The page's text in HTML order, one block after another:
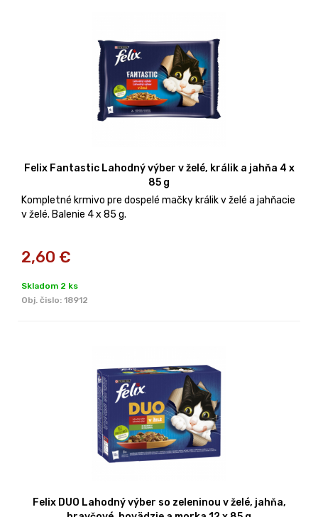
Felix Fantastic Lahodný výber v želé, králik a jahňa 4 x
85 g
Kompletné krmivo pre dospelé mačky králik v želé a jahňacie
v želé. Balenie 4 x 85 g.
2,60 €
Skladom 2 ks
Obj. čislo: 18912
Felix DUO Lahodný výber so zeleninou v želé, jahňa,